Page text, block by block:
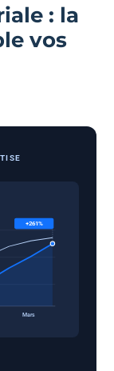
: la
vos
Mars
+261%